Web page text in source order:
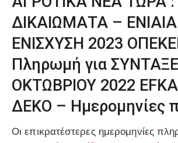
ΔΙΚΑΙΩΜΑΤΑ – ΕΝΙΑΙΑ
ΕΝΙΣΧΥΣΗ 2023
Πληρωμή για
ΟΚΤΩΒΡΙΟΥ 2022
ΔΕΚΟ – Ημερομηνίες
Οι επικρατέστερες ημερομηνίες